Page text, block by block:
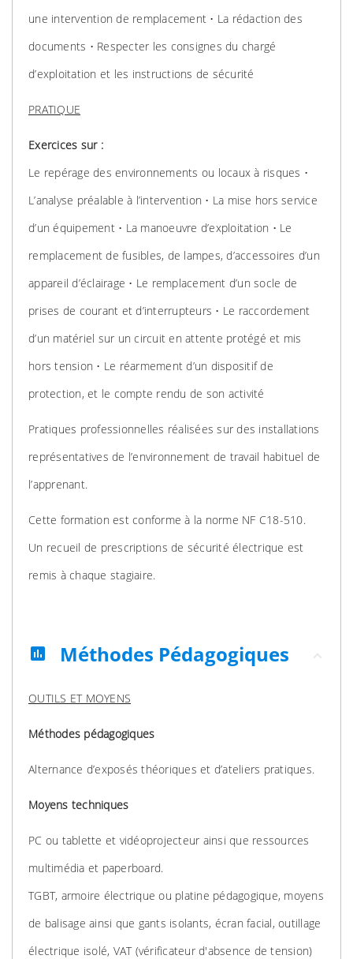
une intervention de remplacement • La rédaction des
documents • Respecter les consignes du chargé
d’exploitation et les instructions de sécurité
PRATIQUE
Exercices sur :
Le repérage des environnements ou locaux à risques •
L’analyse préalable à l’intervention • La mise hors service
d’un équipement • La manoeuvre d’exploitation • Le
remplacement de fusibles, de lampes, d’accessoires d’un
appareil d’éclairage • Le remplacement d’un socle de
prises de courant et d’interrupteurs • Le raccordement
d’un matériel sur un circuit en attente protégé et mis
hors tension • Le réarmement d’un dispositif de
protection, et le compte rendu de son activité
Pratiques professionnelles réalisées sur des installations
représentatives de l’environnement de travail habituel de
l’apprenant.
Cette formation est conforme à la norme NF C18-510.
Un recueil de prescriptions de sécurité électrique est
remis à chaque stagiaire.
assessment Méthodes Pédagogiques
OUTILS ET MOYENS
Méthodes pédagogiques
Alternance d’exposés théoriques et d’ateliers pratiques.
Moyens techniques
PC ou tablette et vidéoprojecteur ainsi que ressources
multimédia et paperboard.
TGBT, armoire électrique ou platine pédagogique, moyens
de balisage ainsi que gants isolants, écran facial, outillage
électrique isolé, VAT (vérificateur d'absence de tension)